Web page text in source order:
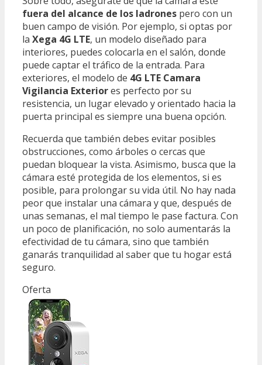
fuera del alcance de los ladrones pero con un
buen campo de visión. Por ejemplo, si optas por
la Xega 4G LTE, un modelo diseñado para
interiores, puedes colocarla en el salón, donde
puede captar el tráfico de la entrada. Para
exteriores, el modelo de 4G LTE Camara
Vigilancia Exteriores perfecto por su
resistencia, un lugar elevado y orientado hacia la
puerta principal es siempre una buena opción.
Recuerda que también debes evitar posibles
obstrucciones, como árboles o cercas que
puedan bloquear la vista. Asimismo, busca que la
cámara esté protegida de los elementos, si es
posible, para prolongar su vida útil. No hay nada
peor que instalar una cámara y que, después de
unas semanas, el mal tiempo le pase factura. Con
un poco de planificación, no solo aumentarás la
efectividad de tu cámara, sino que también
ganarás tranquilidad al saber que tu hogar está
seguro.
Oferta